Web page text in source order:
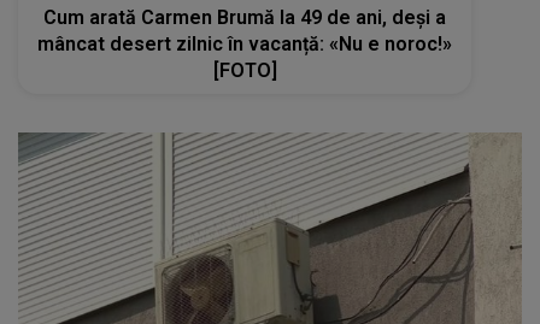
Cum arată Carmen Brumă la 49 de ani, deși a
mâncat desert zilnic în vacanță: «Nu e noroc!»
[FOTO]